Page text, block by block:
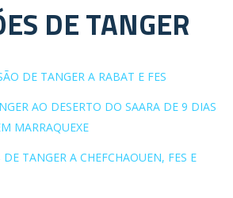
DE TANGER
DE TANGER A RABAT E FES
AO DESERTO DO SAARA DE 9 DIAS
MARRAQUEXE
DE TANGER A CHEFCHAOUEN, FES E